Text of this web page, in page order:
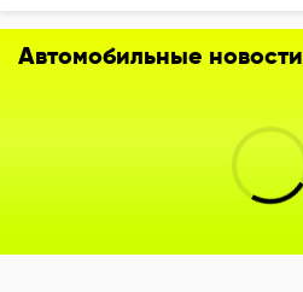
Автомобильные новости